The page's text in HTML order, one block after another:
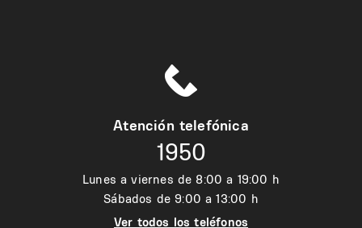
Atención telefónica
1950
Lunes a viernes de 8:00 a 19:00 h
Sábados de 9:00 a 13:00 h
Ver todos los teléfonos